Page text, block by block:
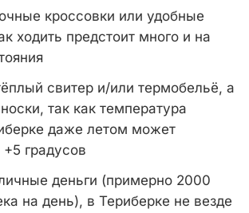
кроссовки или удобные
ходить предстоит много и на
свитер и/или термобельё, а
так как температура
даже летом может
градусов
деньги (примерно 2000
на день), в Териберке не везде